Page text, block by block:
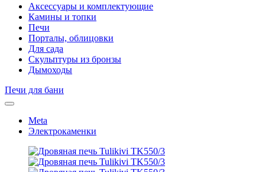
Аксессуары и комплектующие
Камины и топки
Печи
Порталы, облицовки
Для сада
Скульптуры из бронзы
Дымоходы
Печи для бани
Meta
Электрокаменки